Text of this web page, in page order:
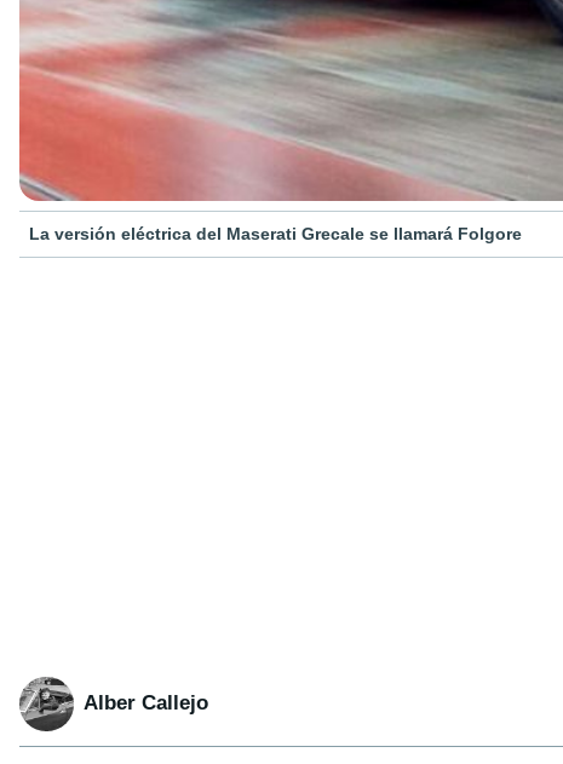
La versión eléctrica del Maserati Grecale se llamará Folgore
Alber Callejo